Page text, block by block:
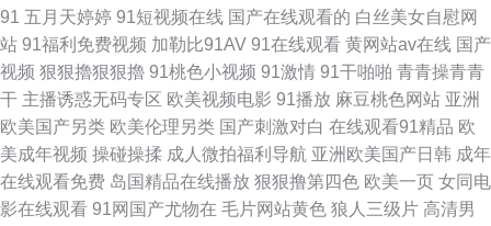
91 五月天婷婷 91短视频在线 国产在线观看的 白丝美女自慰网
站 91福利免费视频 加勒比91AV 91在线观看 黄网站av在线 国产
视频 狠狠擼狠狠擼 91桃色小视频 91激情 91干啪啪 青青操青青
干 主播诱惑无码专区 欧美视频电影 91播放 麻豆桃色网站 亚洲
欧美国产另类 欧美伦理另类 国产刺激对白 在线观看91精品 欧
美成年视频 操碰操揉 成人微拍福利导航 亚洲欧美国产日韩 成年
在线观看免费 岛国精品在线播放 狠狠撸第四色 欧美一页 女同电
影在线观看 91网国产尤物在 毛片网站黄色 狼人三级片 高清男